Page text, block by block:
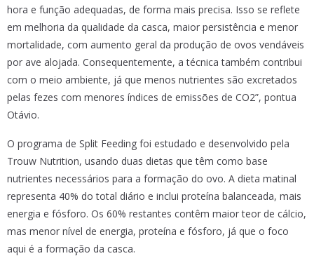
hora e função adequadas, de forma mais precisa. Isso se reflete
em melhoria da qualidade da casca, maior persistência e menor
mortalidade, com aumento geral da produção de ovos vendáveis
por ave alojada. Consequentemente, a técnica também contribui
com o meio ambiente, já que menos nutrientes são excretados
pelas fezes com menores índices de emissões de CO2”, pontua
Otávio.
O programa de Split Feeding foi estudado e desenvolvido pela
Trouw Nutrition, usando duas dietas que têm como base
nutrientes necessários para a formação do ovo. A dieta matinal
representa 40% do total diário e inclui proteína balanceada, mais
energia e fósforo. Os 60% restantes contêm maior teor de cálcio,
mas menor nível de energia, proteína e fósforo, já que o foco
aqui é a formação da casca.